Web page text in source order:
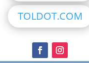
TOLDOT.COM